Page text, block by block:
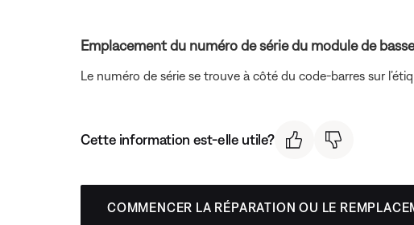
Emplacement du numéro de série du module de
Le numéro de série se trouve à côté du code-barres sur
Cette information est-elle utile?
COMMENCER LA RÉPARATION OU LE